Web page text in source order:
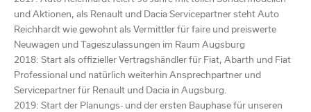
und Aktionen, als Renault und Dacia Servicepartner steht Auto
Reichhardt wie gewohnt als Vermittler für faire und preiswerte
Neuwagen und Tageszulassungen im Raum Augsburg
2018: Start als offizieller Vertragshändler für Fiat, Abarth und Fiat
Professional und natürlich weiterhin Ansprechpartner und
Servicepartner für Renault und Dacia in Augsburg.
2019: Start der Planungs- und der ersten Bauphase für unseren